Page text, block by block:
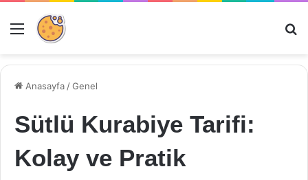
Menü
Anasayfa /Genel
Sütlü Kurabiye Tarifi:
Kolay ve Pratik